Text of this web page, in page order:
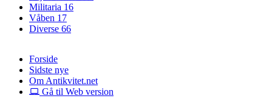
Militaria 16
Våben 17
Diverse 66
Forside
Sidste nye
Om Antikvitet.net
Gå til Web version